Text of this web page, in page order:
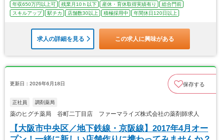
年収650万円以上可 残業月10ｈ以下 産休・育休取得実績有り
総合門前
スキルアップ
駅チカ 店舗数30以上 積極採用中 年間休日120日以上
求人の詳細を見る この求人に興味がある
更新日：2026年6月18日 保存する
正社員 調剤薬局
薬のヒグチ薬局 谷町二丁目店 ファーマライズ株式会社の薬剤師求人
【大阪市中央区／地下鉄線・京阪線】2017年4月オー